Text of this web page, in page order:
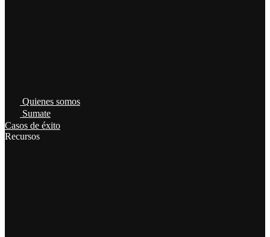
Quienes somos
Sumate
Casos de éxito
Recursos